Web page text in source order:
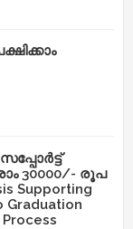
30000/- രൂപ
Supporting
Graduation